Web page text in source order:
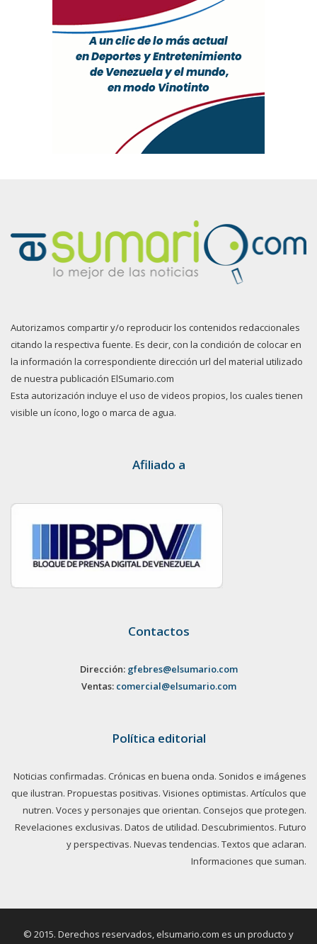
Autorizamos compartir y/o reproducir los contenidos redaccionales
citando la respectiva fuente. Es decir, con la condición de colocar en
la información la correspondiente dirección url del material utilizado
de nuestra publicación ElSumario.com
Esta autorización incluye el uso de videos propios, los cuales tienen
visible un ícono, logo o marca de agua.
Afiliado a
Contactos
Dirección: gfebres@elsumario.com
Ventas: comercial@elsumario.com
Política editorial
Noticias confirmadas. Crónicas en buena onda. Sonidos e imágenes
que ilustran. Propuestas positivas. Visiones optimistas. Artículos que
nutren. Voces y personajes que orientan. Consejos que protegen.
Revelaciones exclusivas. Datos de utilidad. Descubrimientos. Futuro
y perspectivas. Nuevas tendencias. Textos que aclaran.
Informaciones que suman.
© 2015. Derechos reservados, elsumario.com es un producto y